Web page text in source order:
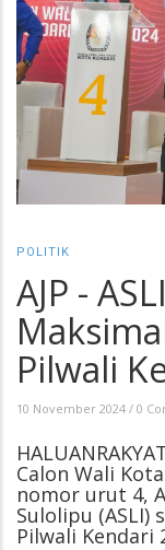
POLITIK
AJP -
Pilwali
10 November 2024 / 0
Calon Wali
nomor urut 4,
Sulolipu (ASLI)
Pilwali Kendari